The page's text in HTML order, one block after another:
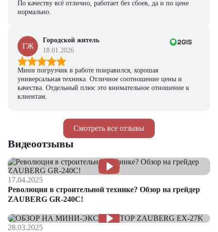
Смотреть все отзывы
По качеству всё отлично, работает без сбоев, да и по цене
нормально.
ГЖ
Городской житель
18.01.2026
Мини погрузчик в работе понравился, хорошая
универсальная техника. Отличное соотношение цены и
качества. Отдельный плюс это внимательное отношение к
клиентам.
Видеоотзывы
17.04.2025
Революция в строительной технике? Обзор на грейдер
ZAUBERG GR-240C!
28.03.2025